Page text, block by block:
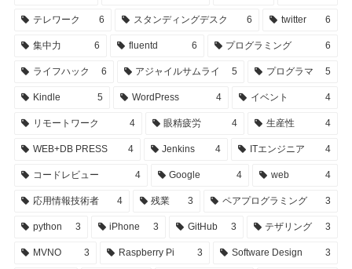
テレワーク 6 スタンディングデスク 6 twitter 6
集中力 6 fluentd 6 プログラミング 6
ライフハック 6 アジャイルサムライ 5 プログラマ 5
Kindle 5 WordPress 4 イベント 4
リモートワーク 4 眼精疲労 4 生産性 4
WEB+DB PRESS 4 Jenkins 4 ITエンジニア 4
コードレビュー 4 Google 4 web 4
応用情報技術者 4 残業 3 ペアプログラミング 3
python 3 iPhone 3 GitHub 3 テザリング 3
MVNO 3 Raspberry Pi 3 Software Design 3